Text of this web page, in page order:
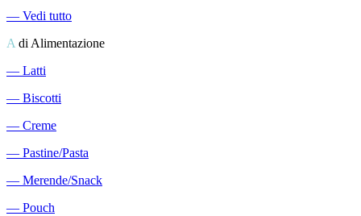
― Vedi tutto
A di Alimentazione
― Latti
― Biscotti
― Creme
― Pastine/Pasta
― Merende/Snack
― Pouch